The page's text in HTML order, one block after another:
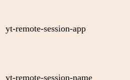
yt-remote-session-app
yt-remote-session-name